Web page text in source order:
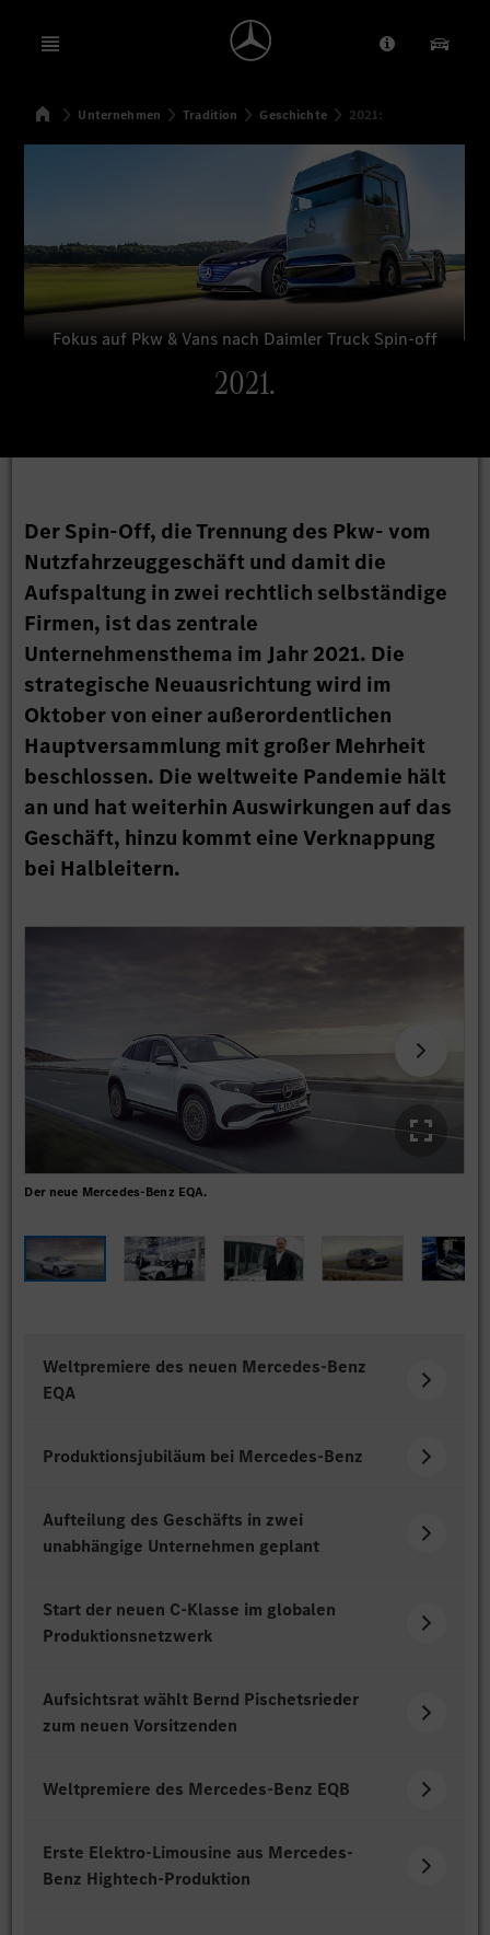
Open menu Anbieter/
SuchenStartseite
Unternehmen Tradition Geschichte 2021:
Fokus auf Pkw & Vans nach Daimler Truck Spin-off
2021.
Der Spin-Off, die Trennung des Pkw- vom
Nutzfahrzeuggeschäft und damit die
Aufspaltung in zwei rechtlich selbständige
Firmen, ist das zentrale
Unternehmensthema im Jahr 2021. Die
strategische Neuausrichtung wird im
Oktober von einer außerordentlichen
Hauptversammlung mit großer Mehrheit
beschlossen. Die weltweite Pandemie hält
an und hat weiterhin Auswirkungen auf das
Geschäft, hinzu kommt eine Verknappung
bei Halbleitern.
Der neue Mercedes-Benz EQA.
Weltpremiere des neuen Mercedes-Benz
EQA
Produktionsjubiläum bei Mercedes-Benz
Aufteilung des Geschäfts in zwei
unabhängige Unternehmen geplant
Start der neuen C-Klasse im globalen
Produktionsnetzwerk
Aufsichtsrat wählt Bernd Pischetsrieder
zum neuen Vorsitzenden
Weltpremiere des Mercedes-Benz EQB
Erste Elektro-Limousine aus Mercedes-
Benz Hightech-Produktion